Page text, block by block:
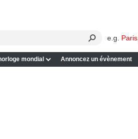
e.g. Paris
mondial Annoncez un évènement